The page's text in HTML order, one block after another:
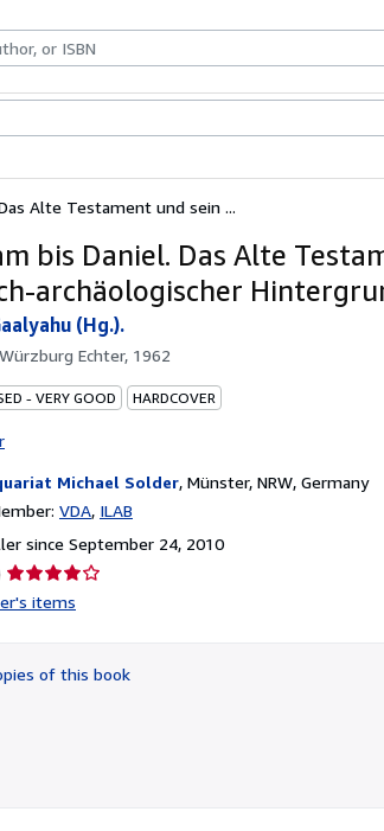
Alte Testament und sein ...
bis Daniel. Das Alte
archäologischer
(Hg.).
Würzburg Echter, 1962
- VERY GOOD HARDCOVER
Michael Solder, Münster, NRW, Germany
VDA ILAB
since September 24, 2010
Seller
rating
of
5
items
of this book